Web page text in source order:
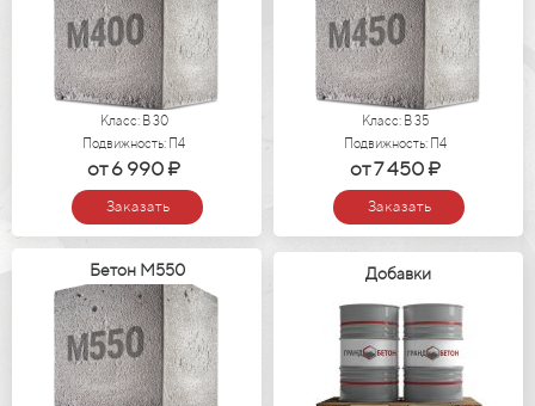
Класс: В 30
Подвижность: П4
от 6 990 ₽
Заказать
Класс: В 35
Подвижность: П4
от 7 450 ₽
Заказать
Бетон М550 Добавки